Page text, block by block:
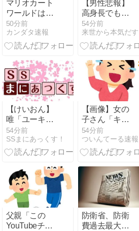
マリオカート
ワールドはど
うすればよか
ったのか
50分前
カンダタ速報
【男性悲報】
高身長でも婚
活で有利と限
らず。
54分前
【けいおん】
唯「ユーキャ
ン流行語大
賞……」
54分前
SSまにあっくす！
【画像】女の
子さん「キモ
いおぢが着て
る服一覧がコ
レｗｗｗ」
54分前
ついんてーる速報
父親「この
YouTubeチャ
防衛省、防衛
費過去最大8.9